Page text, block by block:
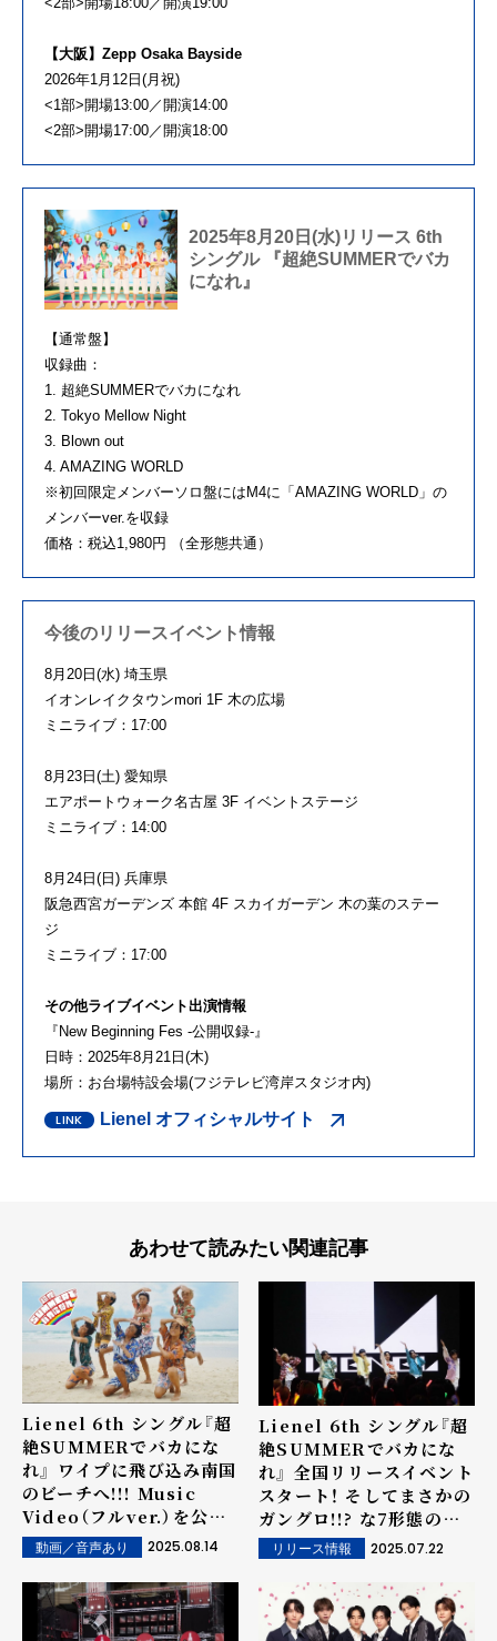
【大阪】Zepp Osaka Bayside
2026年1⽉12⽇(月祝)
<1部>開場13:00／開演14:00
<2部>開場17:00／開演18:00
2025年8月20日(水)リリース 6th
シングル 『超絶SUMMERでバカ
になれ』
【通常盤】
収録曲：
1. 超絶SUMMERでバカになれ
2. Tokyo Mellow Night
3. Blown out
4. AMAZING WORLD
※初回限定メンバーソロ盤にはM4に「AMAZING WORLD」の
メンバーver.を収録
価格：税込1,980円 （全形態共通）
今後のリリースイベント情報
8月20日(水) 埼玉県
イオンレイクタウンmori 1F 木の広場
ミニライブ：17:00
8月23日(土) 愛知県
エアポートウォーク名古屋 3F イベントステージ
ミニライブ：14:00
8月24日(日) 兵庫県
阪急西宮ガーデンズ 本館 4F スカイガーデン 木の葉のステー
ジ
ミニライブ：17:00
その他ライブイベント出演情報
『New Beginning Fes -公開収録-』
日時：2025年8月21日(木)
場所：お台場特設会場(フジテレビ湾岸スタジオ内)
Lienel オフィシャルサイト
あわせて読みたい関連記事
Lienel 6th シングル『超
絶SUMMERでバカにな
れ』 ワイプに飛び込み南国
のビーチへ!!! Music
Video（フルver.）を公
開!!!
動画／音声あり 2025.08.14
Lienel 6th シングル『超
絶SUMMERでバカにな
れ』 全国リリースイベント
スタート！ そしてまさかの
ガングロ!!? な7形態のジ
ャケ写解禁!!!
リリース情報 2025.07.22